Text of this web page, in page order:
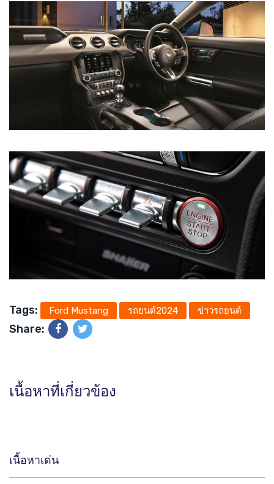
Tags: Ford Mustang รถยนต์2024 ข่าวรถยนต์
Share:
เนื้อหาที่เกี่ยวข้อง
เนื้อหาเด่น